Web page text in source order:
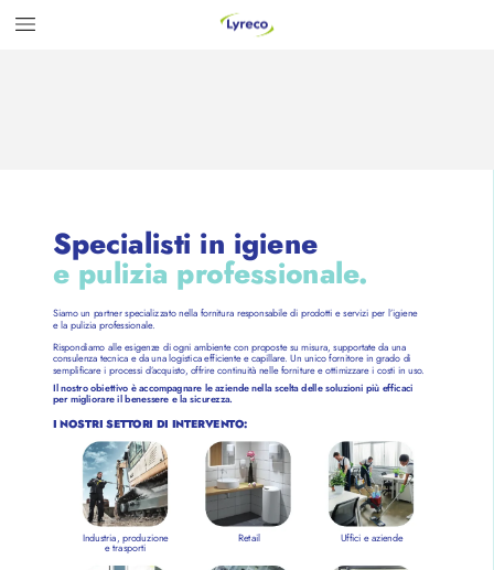
Siamo un partner specializzato nella fornitura responsabile di prodotti e servizi per l’igiene
e la pulizia professionale.
Rispondiamo alle esigenze di ogni ambiente con proposte su misura, supportate da una
consulenza tecnica e da una logistica efficiente e capillare. Un unico fornitore in grado di
semplificare i processi d’acquisto, offrire continuità nelle forniture e ottimizzare i costi in uso.
Il nostro obiettivo è accompagnare le aziende nella scelta delle soluzioni più efficaci
per migliorare il benessere e la sicurezza.
I NOSTRI SETTORI DI INTERVENTO:
Specialisti in igiene
e pulizia professionale.
Industria, produzione
e trasporti
Retail Uffici e aziende